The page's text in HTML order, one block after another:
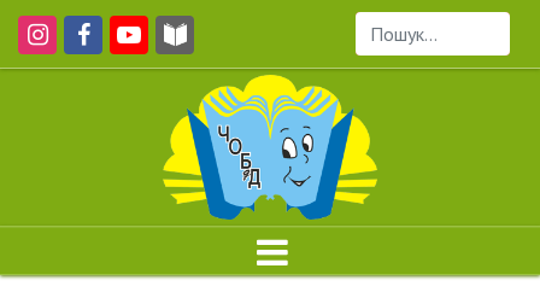
Пошук...